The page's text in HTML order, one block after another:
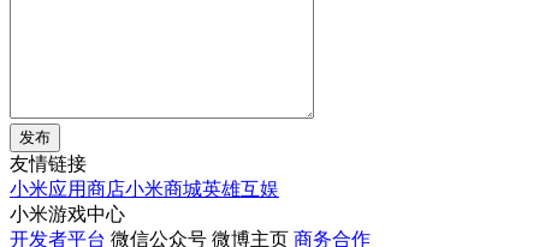
发布
友情链接
小米应用商店小米商城英雄互娱
小米游戏中心
开发者平台 微信公众号 微博主页 商务合作